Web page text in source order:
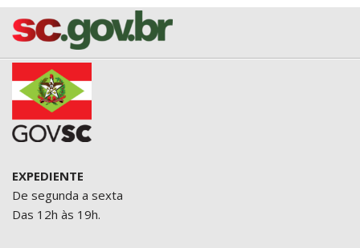
EXPEDIENTE
De segunda a sexta
Das 12h às 19h.